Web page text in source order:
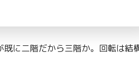
に二階だから三階か。回転は結